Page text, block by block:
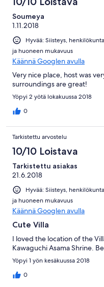
Soumeya
1.11.2018
Hyvää: Siisteys,
ja huoneen mukavuus
Käännä Googlen avulla
Very nice place, host was
surroundings are great!
Yöpyi 2 yötä lokakuussa 2018
0
Tarkistettu arvostelu
10/10 Loistava
Tarkistettu asiakas
21.6.2018
Hyvää: Siisteys,
ja huoneen mukavuus
Käännä Googlen avulla
Cute Villa
I loved the location of the
Kawaguchi Asama Shrine.
Yöpyi 1 yön kesäkuussa 2018
0